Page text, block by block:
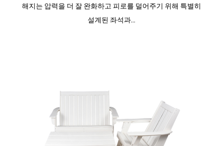
해지는 압력을 더 잘 완화하고 피로를 덜어주기 위해 특별히
설계된 좌석과...